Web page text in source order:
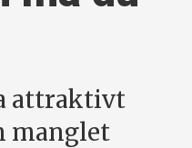
attraktivt
manglet